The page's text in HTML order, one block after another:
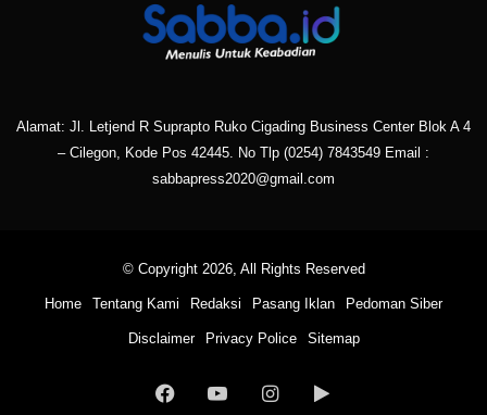
Alamat: Jl. Letjend R Suprapto Ruko Cigading Business Center Blok A 4
– Cilegon, Kode Pos 42445. No Tlp (0254) 7843549 Email :
sabbapress2020@gmail.com
© Copyright 2026, All Rights Reserved
Home Tentang Kami Redaksi Pasang Iklan Pedoman Siber
Disclaimer Privacy Police Sitemap
FacebookYouTubeInstagramGoogle